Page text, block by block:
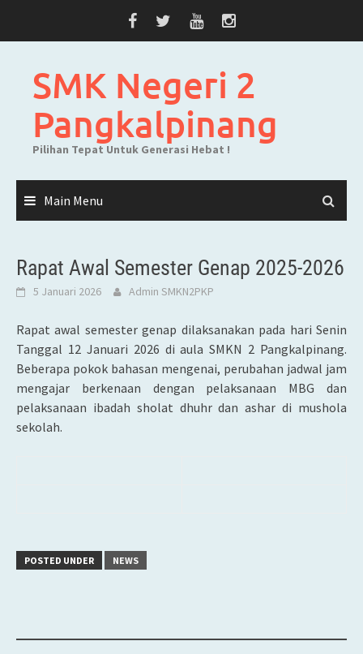
SMK Negeri 2
Pangkalpinang
Pilihan Tepat Untuk Generasi Hebat !
Main Menu
Rapat Awal Semester Genap 2025-2026
5 Januari 2026 Admin SMKN2PKP
Rapat awal semester genap dilaksanakan pada hari Senin
Tanggal 12 Januari 2026 di aula SMKN 2 Pangkalpinang.
Beberapa pokok bahasan mengenai, perubahan jadwal jam
mengajar berkenaan dengan pelaksanaan MBG dan
pelaksanaan ibadah sholat dhuhr dan ashar di mushola
sekolah.
POSTED UNDER NEWS